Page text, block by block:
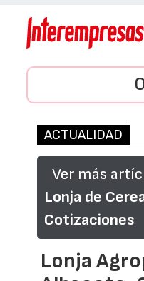
ACTUALIDAD
Ver más
Lonja de
Cotizaciones
Lonja